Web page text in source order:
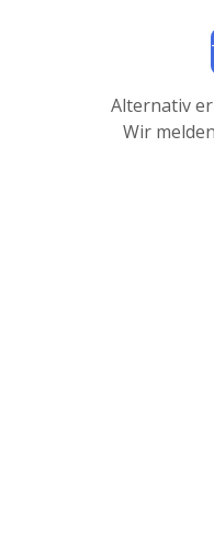
Alternativ
Wir